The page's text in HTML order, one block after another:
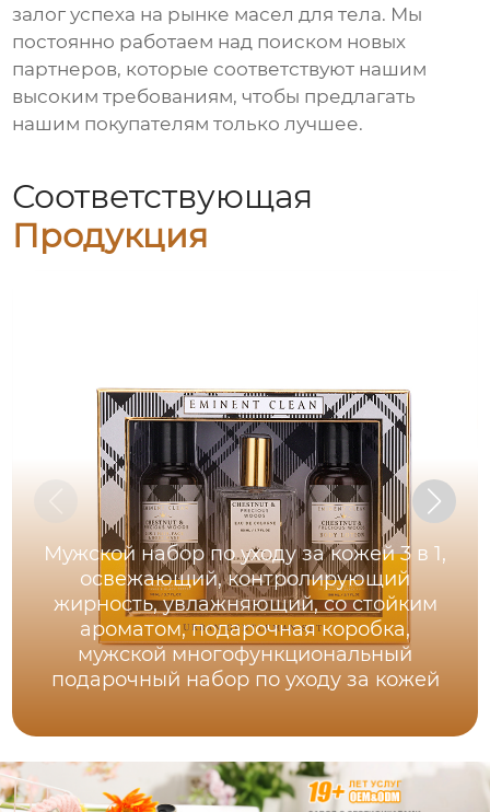
залог успеха на рынке масел для тела. Мы
постоянно работаем над поиском новых
партнеров, которые соответствуют нашим
высоким требованиям, чтобы предлагать
нашим покупателям только лучшее.
Соответствующая
Продукция
Мужской набор по уходу за кожей 3 в 1,
освежающий, контролирующий
жирность, увлажняющий, со стойким
ароматом, подарочная коробка,
мужской многофункциональный
подарочный набор по уходу за кожей